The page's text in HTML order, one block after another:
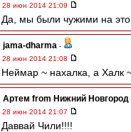
28 июн 2014 21:09
Да, мы были чужими на
jama-dharma -
28 июн 2014 21:08
Неймар ~ нахалка, а Халк
Артем from Нижний Новгород
28 июн 2014 21:07
Даввай Чили!!!!